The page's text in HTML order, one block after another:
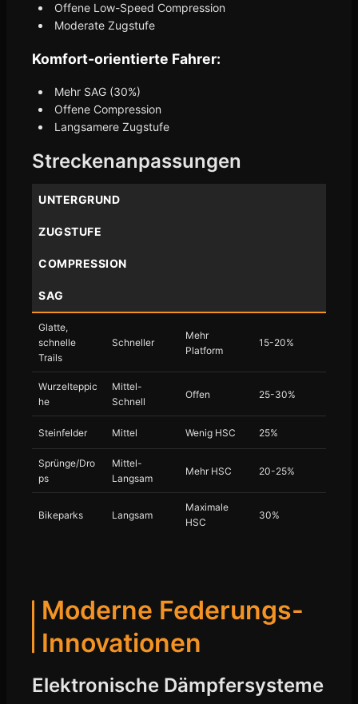
Offene Low-Speed Compression
Moderate Zugstufe
Komfort-orientierte Fahrer:
Mehr SAG (30%)
Offene Compression
Langsamere Zugstufe
Streckenanpassungen
UNTERGRUND
ZUGSTUFE
COMPRESSION
SAG
Glatte,
schnelle
Trails
Schneller
Mehr
Platform
15-20%
Wurzelteppic
he
Mittel-
Schnell
Offen 25-30%
Steinfelder Mittel Wenig HSC 25%
Sprünge/Dro
ps
Mittel-
Langsam
Mehr HSC 20-25%
Bikeparks Langsam
Maximale
HSC
30%
Moderne Federungs-
Innovationen
Elektronische Dämpfersysteme